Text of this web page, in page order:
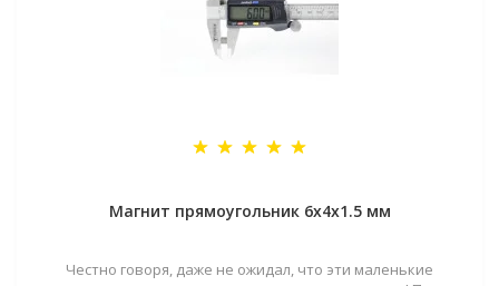
Магнит прямоугольник 6х4х1.5 мм
Честно говоря, даже не ожидал, что эти маленькие